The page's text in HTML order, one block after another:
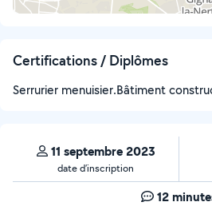
Certifications / Diplômes
Serrurier menuisier.Bâtiment
11 septembre 2023
date d’inscription
12